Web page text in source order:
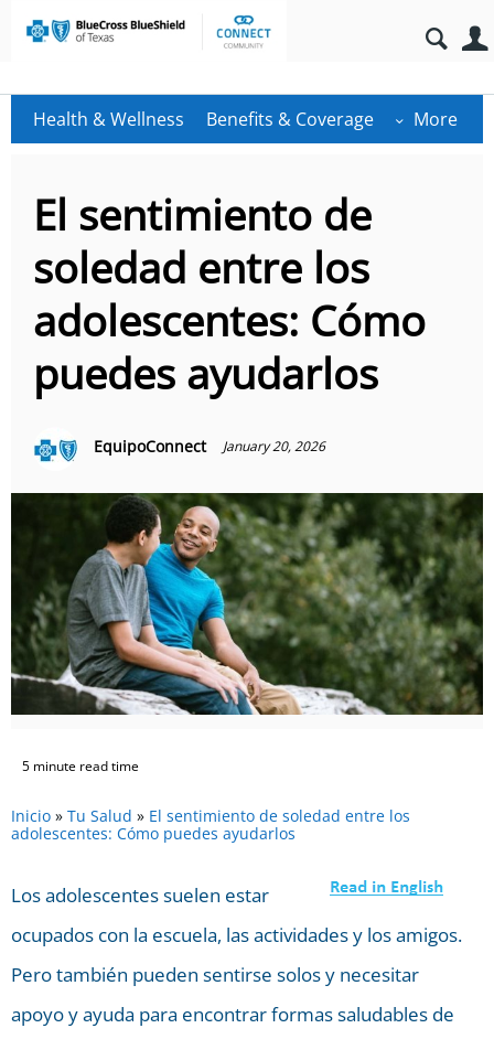
Health & Wellness Benefits & Coverage More
El sentimiento de
soledad entre los
adolescentes: Cómo
puedes ayudarlos
EquipoConnect January 20, 2026
5 minute read time
Inicio » Tu Salud » El sentimiento de soledad entre los
adolescentes: Cómo puedes ayudarlos
Los adolescentes suelen estar
ocupados con la escuela, las actividades y los amigos.
Pero también pueden sentirse solos y necesitar
apoyo y ayuda para encontrar formas saludables de